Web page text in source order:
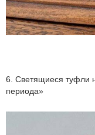
6. Светящиеся туфли
периода»